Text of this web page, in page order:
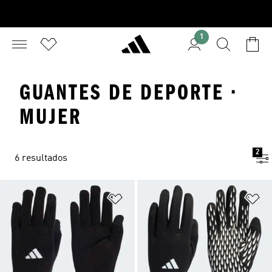
1
GUANTES DE DEPORTE ·
MUJER
6 resultados
2
Añadir a la lista de deseos